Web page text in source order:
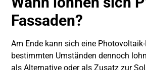
Fassaden?
Am Ende kann sich eine
bestimmten Umständen dennoch
als Alternative oder als Zusatz zur